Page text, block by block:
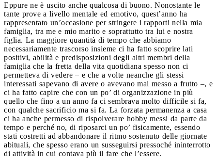
Eppure ne è uscito anche qualcosa di buono. Nonostante le
tante prove a livello mentale ed emotivo, quest’anno ha
rappresentato un’occasione per stringere i rapporti nella mia
famiglia, tra me e mio marito e soprattutto tra lui e nostra
figlia. La maggiore quantità di tempo che abbiamo
necessariamente trascorso insieme ci ha fatto scoprire lati
positivi, abilità e predisposizioni degli altri membri della
famiglia che la fretta della vita quotidiana spesso non ci
permetteva di vedere – e che a volte neanche gli stessi
interessati sapevano di avere o avevano mai messo a frutto –, e
ci ha fatto capire che con un po’ di organizzazione in più
quello che fino a un anno fa ci sembrava molto difficile si fa,
con qualche sacrificio ma si fa. La forzata permanenza a casa
ci ha anche permesso di rispolverare hobby messi da parte da
tempo e perché no, di riposarci un po’ fisicamente, essendo
stati costretti ad abbandonare il ritmo sostenuto delle giornate
abituali, che spesso erano un susseguirsi pressoché ininterrotto
di attività in cui contava più il fare che l’essere.